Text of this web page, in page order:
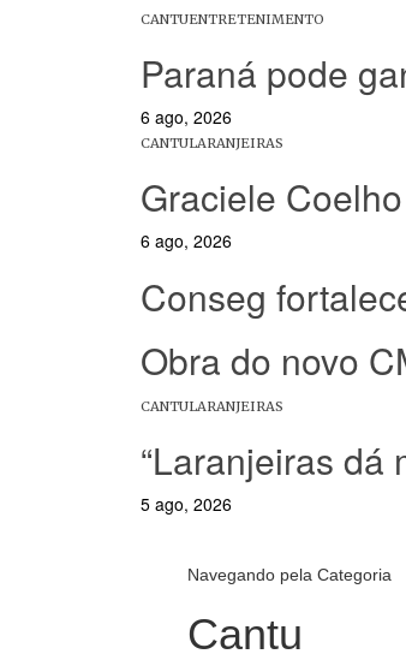
CANTUENTRETENIMENTO
Paraná pode
6 ago, 2026
CANTULARANJEIRAS
Graciele
6 ago, 2026
Conseg
Obra do novo
CANTULARANJEIRAS
“Laranjeiras dá
5 ago, 2026
Navegando pela Categoria
Cantu